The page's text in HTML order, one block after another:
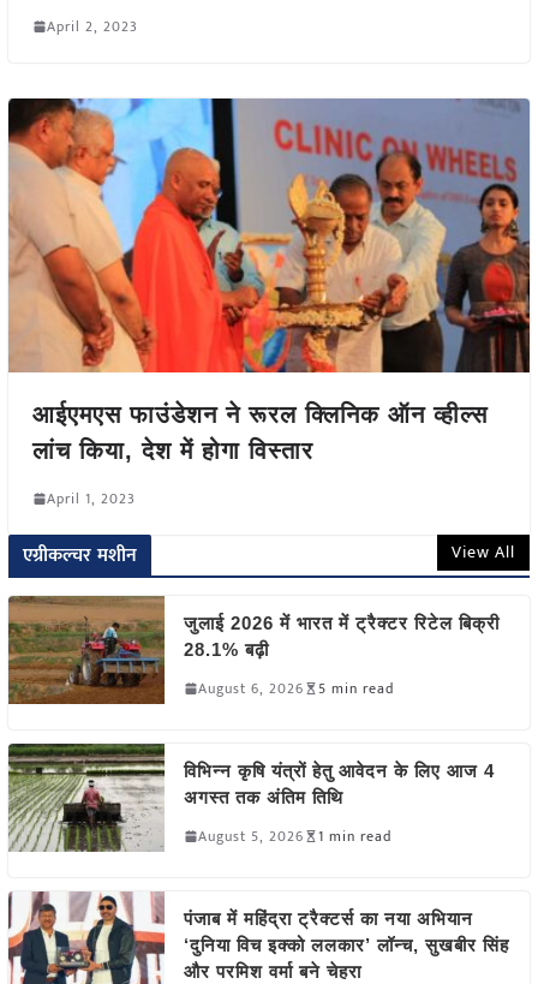
April 2, 2023
आईएमएस फाउंडेशन ने रूरल क्लिनिक ऑन व्हील्स
लांच किया, देश में होगा विस्तार
April 1, 2023
एग्रीकल्चर मशीन View All
जुलाई 2026 में भारत में ट्रैक्टर रिटेल बिक्री
28.1% बढ़ी
August 6, 2026 5 min read
विभिन्न कृषि यंत्रों हेतु आवेदन के लिए आज 4
अगस्त तक अंतिम तिथि
August 5, 2026 1 min read
पंजाब में महिंद्रा ट्रैक्टर्स का नया अभियान
‘दुनिया विच इक्को ललकार’ लॉन्च, सुखबीर सिंह
और परमिश वर्मा बने चेहरा